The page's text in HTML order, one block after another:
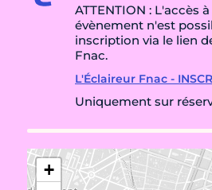
ATTENTION : L'accès
évènement n'est
inscription via le lien
Fnac.
L'Éclaireur Fnac -
Uniquement sur
+